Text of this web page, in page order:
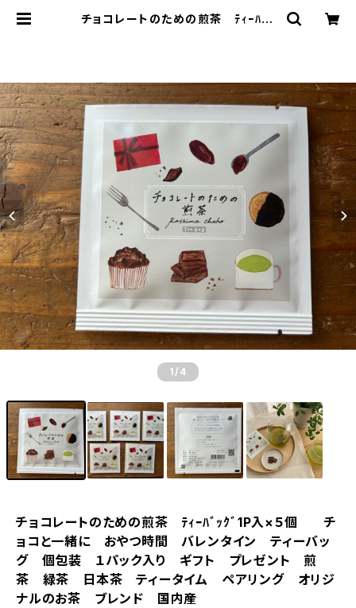
チョコレートのための煎茶 ﾃｨｰﾊﾞｯ
ティータイム ペアリング オリジナ
ルのお茶 ブレンド 国内産 | 加島
茶舗
1 /4
チョコレートのための煎茶 ﾃｨｰﾊﾞｯｸﾞ1P入×５個 チ
ョコと一緒に おやつ時間 バレンタイン ティーバッ
グ 個包装 １パック入り ギフト プレゼント 煎
茶 緑茶 日本茶 ティータイム ペアリング オリジ
ナルのお茶 ブレンド 国内産